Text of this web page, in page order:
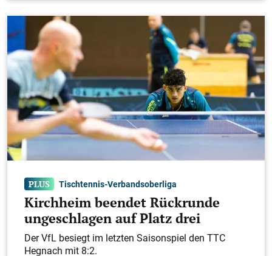
Tischtennis-Verbandsoberliga
Kirchheim beendet Rückrunde
ungeschlagen auf Platz drei
Der VfL besiegt im letzten Saisonspiel den TTC
Hegnach mit 8:2.